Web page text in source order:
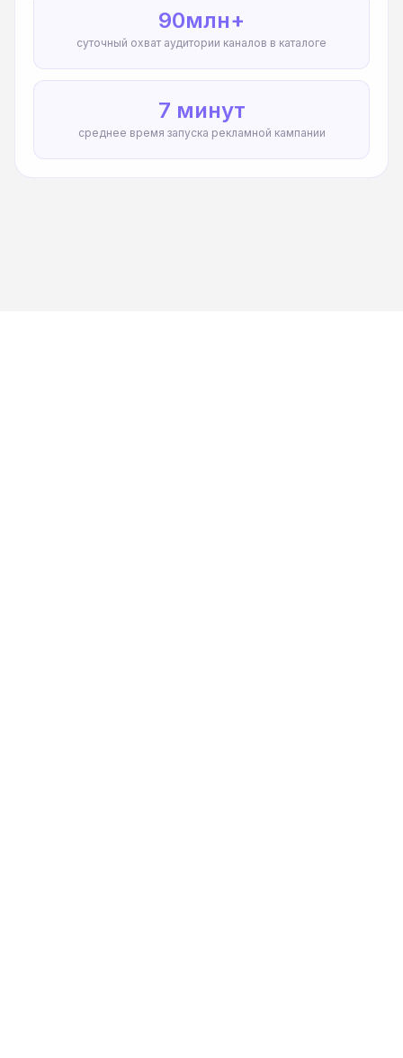
90млн+
суточный охват аудитории каналов в каталоге
7 минут
среднее время запуска рекламной кампании